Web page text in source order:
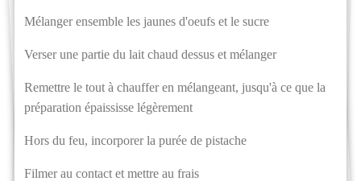
Mélanger ensemble les jaunes d'oeufs et le sucre
Verser une partie du lait chaud dessus et mélanger
Remettre le tout à chauffer en mélangeant, jusqu'à ce que la
préparation épaississe légèrement
Hors du feu, incorporer la purée de pistache
Filmer au contact et mettre au frais